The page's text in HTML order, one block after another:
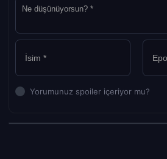
Yorumunuz spoiler içeriyor mu?